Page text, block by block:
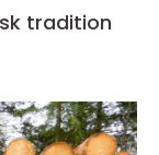
tradition